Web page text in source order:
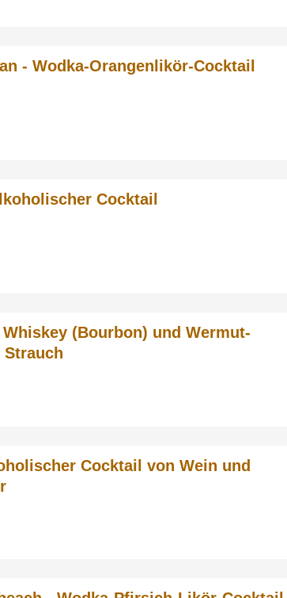
- Wodka-Orangenlikör-Cocktail
Cocktail
(Bourbon) und Wermut-
Cocktail von Wein und